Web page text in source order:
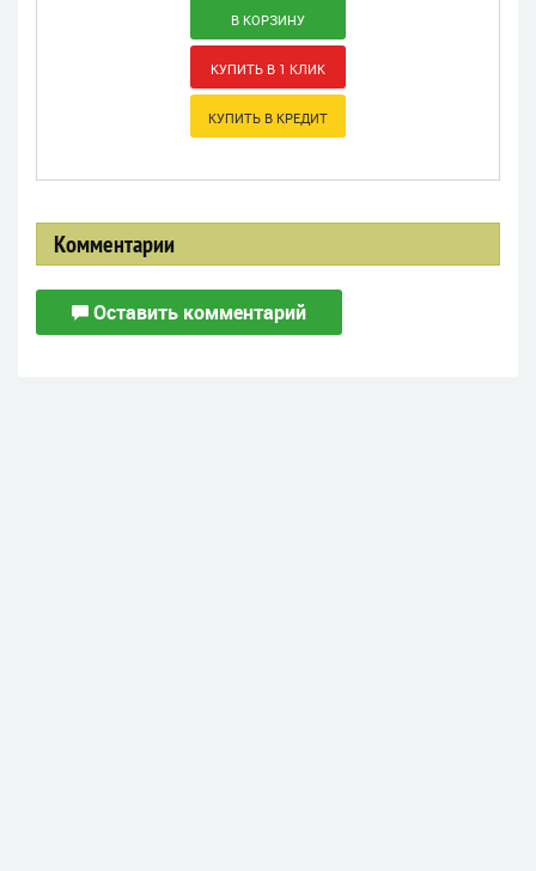
Комментарии
Оставить комментарий